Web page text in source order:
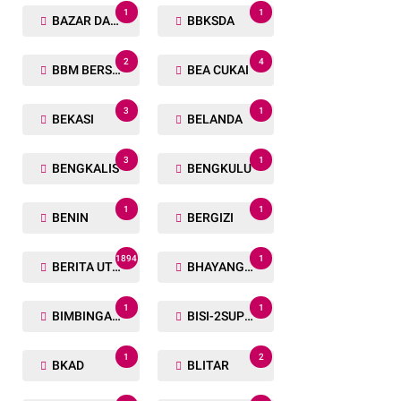
BAZAR DAN BAKSOS RAMADHAN
1
BBKSDA
1
BBM BERSUBSIDI
2
BEA CUKAI
4
BEKASI
3
BELANDA
1
BENGKALIS
3
BENGKULU
1
BENIN
1
BERGIZI
1
BERITA UTAMA
1894
BHAYANGKARA RUN
1
BIMBINGAN ROHANI
1
BISI-2SUPER
1
BKAD
1
BLITAR
2